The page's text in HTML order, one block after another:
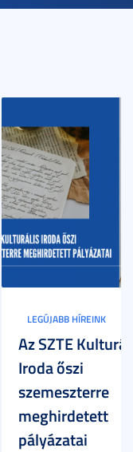
LEGÚJABB HÍREINK
Az SZTE
Iroda őszi
szemeszterre
meghirdetett
pályázatai